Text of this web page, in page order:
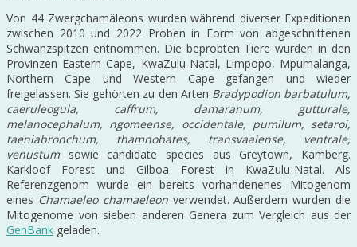
Von 44 Zwergchamäleons wurden während diverser Expeditionen
zwischen 2010 und 2022 Proben in Form von abgeschnittenen
Schwanzspitzen entnommen. Die beprobten Tiere wurden in den
Provinzen Eastern Cape, KwaZulu-Natal, Limpopo, Mpumalanga,
Northern Cape und Western Cape gefangen und wieder
freigelassen. Sie gehörten zu den Arten Bradypodion barbatulum,
caeruleogula, caffrum, damaranum, gutturale,
melanocephalum, ngomeense, occidentale, pumilum, setaroi,
taeniabronchum, thamnobates, transvaalense, ventrale,
venustumsowie candidate species aus Greytown, Kamberg.
Karkloof Forest und Gilboa Forest in KwaZulu-Natal. Als
Referenzgenom wurde ein bereits vorhandenenes Mitogenom
eines Chamaeleo chamaeleonverwendet. Außerdem wurden die
Mitogenome von sieben anderen Genera zum Vergleich aus der
GenBank geladen.